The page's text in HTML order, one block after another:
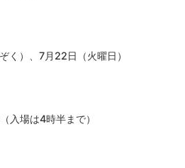
く）、7月22日（火曜日）
入場は4時半まで）